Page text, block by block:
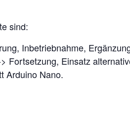
sind:
Inbetriebnahme,
Fortsetzung, Einsatz
Arduino Nano.